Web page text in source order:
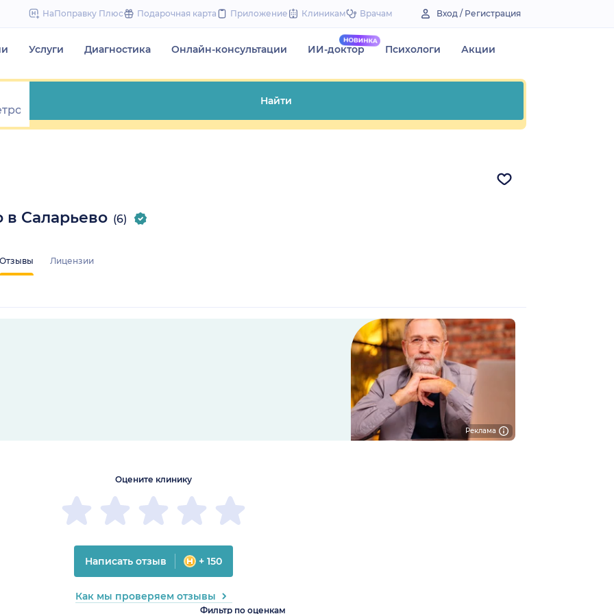
to
НаПоправку Плюс Подарочная карта Приложение Клиникам Врачам Вход / Регистрация
Услуги Диагностика Онлайн-консультации ИИ-доктор Психологи Акции
Найти
Реклама
в Саларьево (6)
Отзывы Лицензии
Фильтр по оценкам
Оцените клинику
Написать отзыв + 150
Как мы проверяем отзывы